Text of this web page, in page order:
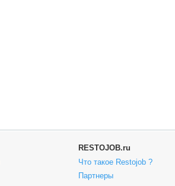
RESTOJOB.ru
Что такое Restojob ?
Партнеры